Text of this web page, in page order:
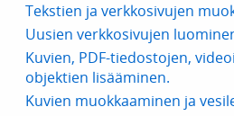
Tekstien ja verkkosivujen
Uusien verkkosivujen
Kuvien, PDF-tiedostojen,
objektien lisääminen.
Kuvien muokkaaminen ja